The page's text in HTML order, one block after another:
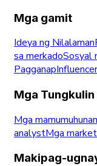
Mga gamit
Ideya ng Nilalaman
sa merkadoSosyal
Pagganap
Mga Tungkulin
Mga mamumuhunan
analystMga
Makipag-